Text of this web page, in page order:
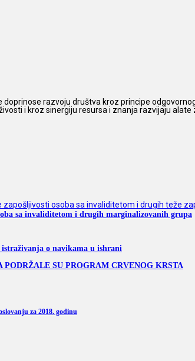
doprinose razvoju društva kroz principe
i kroz sinergiju resursa i znanja razvijaju
sa invaliditetom i drugih marginalizovanih grupa
o navikama u ishrani
SU PROGRAM CRVENOG KRSTA
za 2018. godinu